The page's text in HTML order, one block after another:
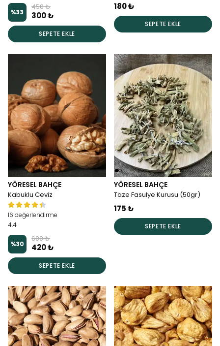
%33
450 ₺
300 ₺
SEPETE EKLE
180 ₺
SEPETE EKLE
YÖRESEL BAHÇE
Kabuklu Ceviz
16 değerlendirme
4.4
%30
600 ₺
420 ₺
SEPETE EKLE
YÖRESEL BAHÇE
Taze Fasulye Kurusu (50gr)
175 ₺
SEPETE EKLE